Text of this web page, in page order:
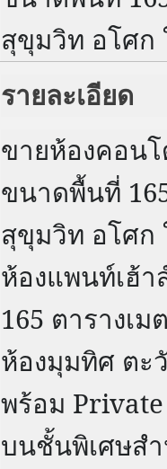
สุขุมวิท อโศก
รายละเอียด
ขายห้องคอน
ขนาดพื้นที่
สุขุมวิท อโศก
ห้องแพนท์เฮ้
165 ตารางเม
ห้องมุมทิศ ตะ
พร้อม
บนชั้นพิเศษส